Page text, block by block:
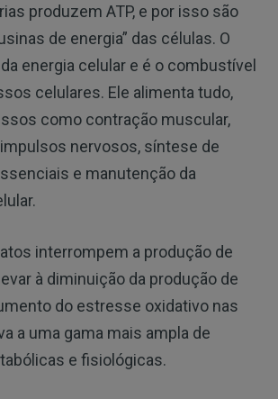
produzem ATP, e por isso são
de energia” das células. O
energia celular e é o combustível
celulares. Ele alimenta tudo,
como contração muscular,
nervosos, síntese de
e manutenção da
interrompem a produção de
à diminuição da produção de
do estresse oxidativo nas
a uma gama mais ampla de
e fisiológicas.